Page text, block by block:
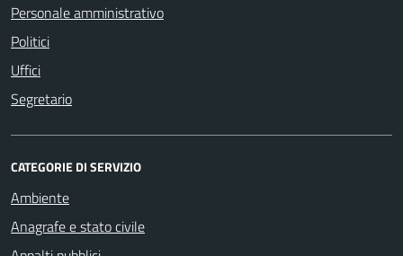
Personale amministrativo
Politici
Uffici
Segretario
CATEGORIE DI SERVIZIO
Ambiente
Anagrafe e stato civile